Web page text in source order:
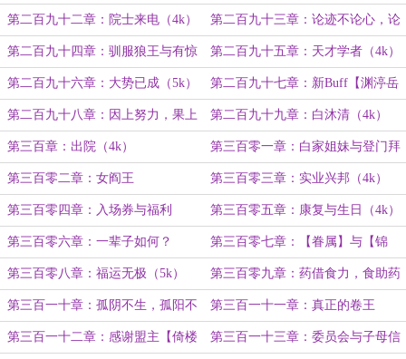
边儿了（4k）
第二百九十二章：院士来电（4k） 第二百九十三章：论迹不论心，论
心无完人（4k）
第二百九十四章：驯服狼王与有惊
无险（4k）
第二百九十五章：天才学者（4k）
第二百九十六章：大势已成（5k） 第二百九十七章：新Buff【渊渟岳
峙】（4k）
第二百九十八章：因上努力，果上
随缘（4k）
第二百九十九章：白沐清（4k）
第三百章：出院（4k） 第三百零一章：白家姐妹与登门拜
访
第三百零二章：女阎王 第三百零三章：实业兴邦（4k）
第三百零四章：入场券与福利
（5k）
第三百零五章：康复与生日（4k）
第三百零六章：一辈子如何？
（5k）
第三百零七章：【眷属】与【锦
鲤】（5k）
第三百零八章：福运无极（5k） 第三百零九章：药借食力，食助药
威（4k）
第三百一十章：孤阴不生，孤阳不
长（5k）
第三百一十一章：真正的卷王
（4k）
第三百一十二章：感谢盟主【倚楼 第三百一十三章：委员会与子母信